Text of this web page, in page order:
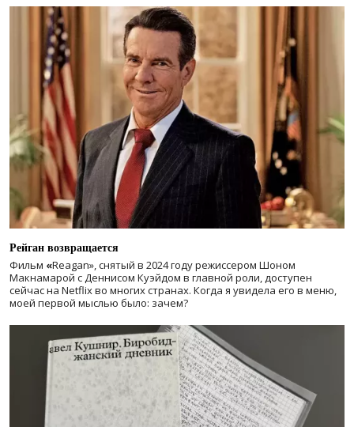
Рейган возвращается
Фильм «Reagan», снятый в 2024 годурежиссером Шоном
Макнамарой с Деннисом Куэйдом в главной роли, доступен
сейчас на Netflix во многих странах. Когда я увидела его в меню,
моей первой мыслью было: зачем?